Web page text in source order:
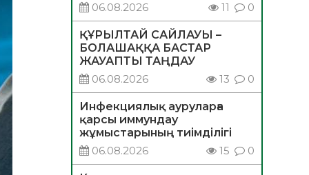
06.08.2026
11 0
ҚҰРЫЛТАЙ САЙЛАУЫ –
БОЛАШАҚҚА БАСТАР
ЖАУАПТЫ ТАҢДАУ
06.08.2026
13 0
Инфекциялық ауруларға
қарсы иммундау
жұмыстарының тиімділігі
06.08.2026
15 0